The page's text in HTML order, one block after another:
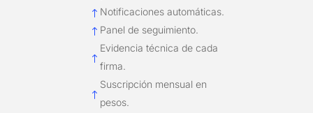
! Notificaciones automáticas.
! Panel de seguimiento.
!
Evidencia técnica de cada
firma.
!
Suscripción mensual en
pesos.